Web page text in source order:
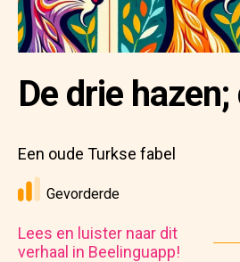
De drie hazen;
Een oude Turkse fabel
Gevorderde
Lees en luister naar dit
verhaal in Beelinguapp!